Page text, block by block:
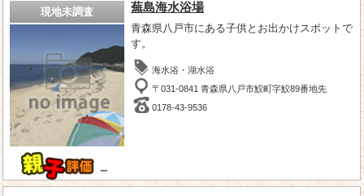
現地未調査
－
蕪島海水浴場
青森県八戸市にある子供とお出かけスポットで
す。
海水浴・湖水浴
〒031-0841 青森県八戸市鮫町​字​鮫​8​9​番地​先
0178-43-9536